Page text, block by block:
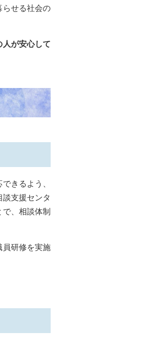
らせる社会の
が安心して
きるよう、
支援センタ
、相談体制
員研修を実施